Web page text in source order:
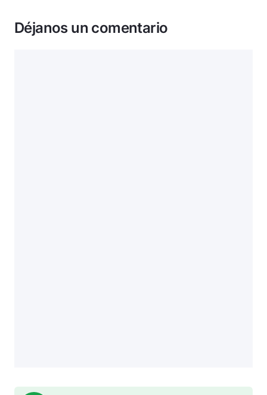
Déjanos un comentario